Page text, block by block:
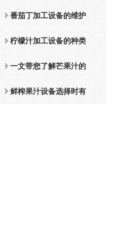
法
番茄丁加工设备的维护
保养措施分析
柠檬汁加工设备的种类
及工作原理介绍
一文带您了解芒果汁的
整套设备和工作流程
鲜榨果汁设备选择时有